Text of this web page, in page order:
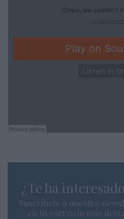
¿Te ha
Suscríbete a nuestro
en tu correo lo más